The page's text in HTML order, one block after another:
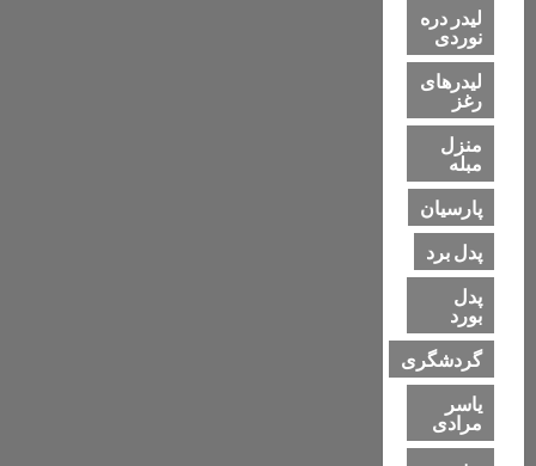
لیدر دره
نوردی
لیدرهای
رغز
منزل
مبله
پارسیان
پدل برد
پدل
بورد
گردشگری
یاسر
مرادی